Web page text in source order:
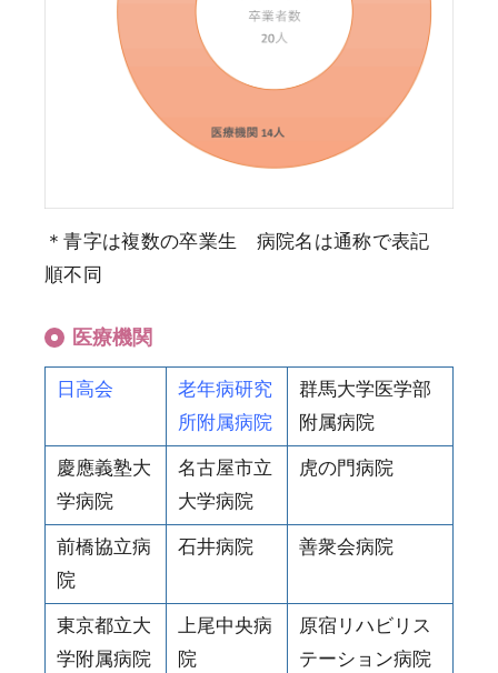
＊青字は複数の卒業生 病院名は通称で表記
順不同
医療機関
日高会
老年病研究
所附属病院
群馬大学医学部
附属病院
慶應義塾大
学病院
名古屋市立
大学病院
虎の門病院
前橋協立病
院
石井病院 善衆会病院
東京都立大
学附属病院
上尾中央病
院
原宿リハビリス
テーション病院